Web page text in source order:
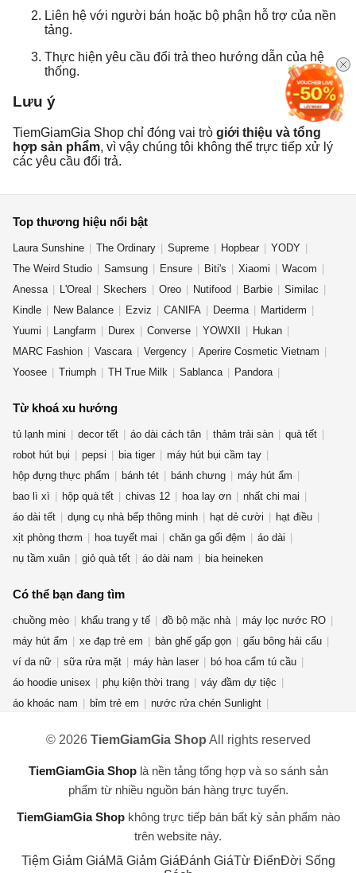
Liên hệ với người bán hoặc bộ phận hỗ trợ của nền
tảng.
Thực hiện yêu cầu đổi trả theo hướng dẫn của hệ
thống.
Lưu ý
TiemGiamGia Shop chỉ đóng vai trò giới thiệu và tổng
hợp sản phẩm, vì vậy chúng tôi không thể trực tiếp xử lý
các yêu cầu đổi trả.
Top thương hiệu nổi bật
Laura Sunshine The Ordinary Supreme Hopbear
YODY
The Weird Studio
Samsung Ensure Biti's Xiaomi
Wacom
Anessa
L'Oreal Skechers Oreo Nutifood Barbie
Similac
Kindle
New Balance Ezviz CANIFA Deerma
Martiderm
Yuumi
Langfarm Durex Converse YOWXII
Hukan
MARC Fashion
Vascara Vergency
Aperire Cosmetic Vietnam
Yoosee
Triumph TH True Milk Sablanca
Pandora
Từ khoá xu hướng
tủ lạnh mini decor tết áo dài cách tân thảm trải sàn
quà tết
robot hút bụi
pepsi bia tiger
máy hút bụi cầm tay
hộp đựng thực phẩm
bánh tét bánh chưng
máy hút ẩm
bao lì xì
hộp quà tết chivas 12 hoa lay ơn
nhất chi mai
áo dài tết
dụng cụ nhà bếp thông minh hạt dẻ cười
hạt điều
xịt phòng thơm
hoa tuyết mai chăn ga gối đệm
áo dài
nụ tầm xuân
giỏ quà tết áo dài nam bia heineken
Có thể bạn đang tìm
chuồng mèo khẩu trang y tế đồ bộ mặc nhà
máy lọc nước RO
máy hút ẩm
xe đạp trẻ em bàn ghế gấp gọn
gấu bông hải cẩu
ví da nữ
sữa rửa mặt máy hàn laser
bó hoa cẩm tú cầu
áo hoodie unisex
phụ kiện thời trang
váy đầm dự tiệc
áo khoác nam
bỉm trẻ em
nước rửa chén Sunlight
áo thun nam nữ
mỹ phẩm thuần chay
dép crocs nữ
chuột gaming attack shark x3
kem forencos trắng
cần câu máy
máy lọc không khí
dụng cụ nhà bếp
© 2026 TiemGiamGia Shop All rights reserved
TiemGiamGia Shoplà nền tảng tổng hợp và so sánh sản
phẩm từ nhiều nguồn bán hàng trực tuyến.
TiemGiamGia Shopkhông trực tiếp bán bất kỳ sản phẩm nào
trên website này.
Tiệm Giảm GiáMã Giảm GiáĐánh GiáTừ ĐiểnĐời Sống